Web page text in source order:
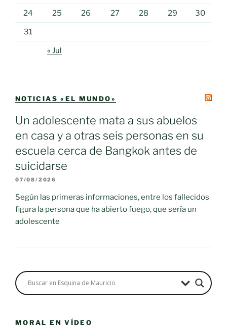
24 25 26 27 28 29 30
31
« Jul
NOTICIAS «EL MUNDO»
Un adolescente mata a sus abuelos
en casa y a otras seis personas en su
escuela cerca de Bangkok antes de
suicidarse
07/08/2026
Según las primeras informaciones, entre los fallecidos
figura la persona que ha abierto fuego, que sería un
adolescente
MORAL EN VÍDEO